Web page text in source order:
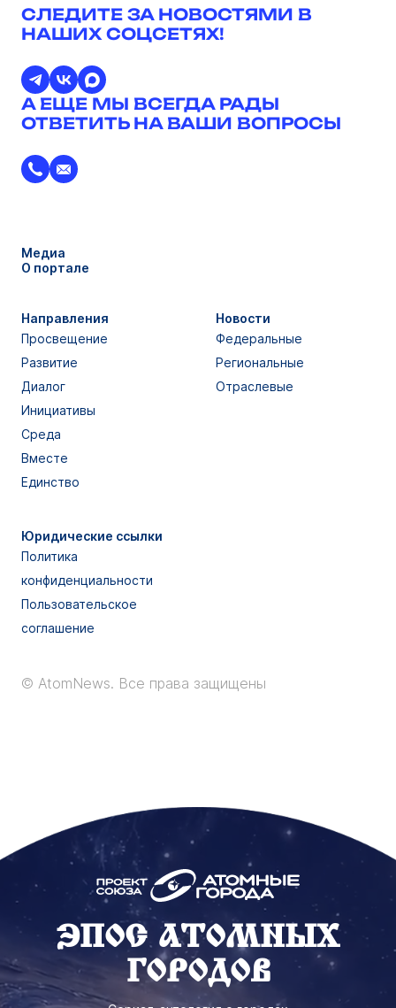
СЛЕДИТЕ ЗА НОВОСТЯМИ В
НАШИХ СОЦСЕТЯХ!
А ЕЩЕ МЫ ВСЕГДА РАДЫ
ОТВЕТИТЬ НА ВАШИ ВОПРОСЫ
Медиа
О портале
Направления
Просвещение
Развитие
Диалог
Инициативы
Среда
Вместе
Единство
Новости
Федеральные
Региональные
Отраслевые
Юридические ссылки
Политика
конфиденциальности
Пользовательское
соглашение
© AtomNews. Все права защищены
ЭПОС АТОМНЫХ
ГОРОДОВ